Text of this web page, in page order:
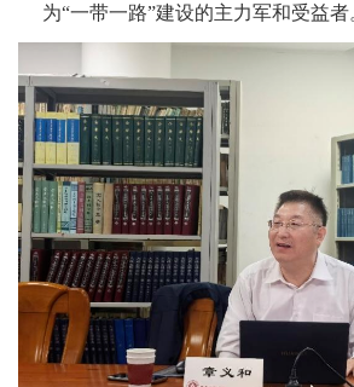
为“一带一路”建设的主力军和受益者